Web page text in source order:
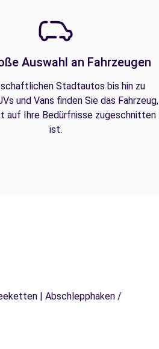
Auswahl an Fahrzeugen
Stadtautos bis hin zu
und Vans finden Sie das Fahrzeug,
auf Ihre Bedürfnisse zugeschnitten
ist.
| Abschlepphaken /